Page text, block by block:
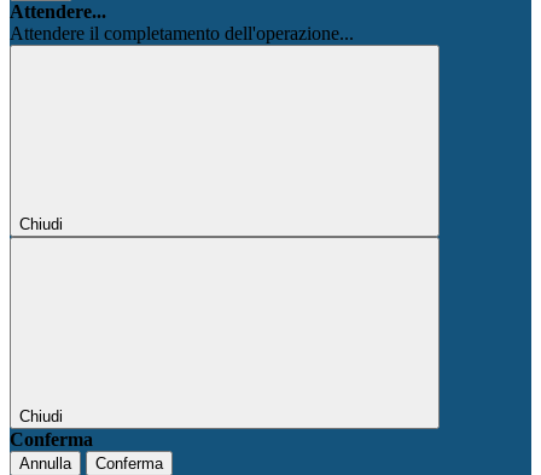
Attendere...
Attendere il completamento dell'operazione...
Chiudi
Chiudi
Conferma
Annulla Conferma